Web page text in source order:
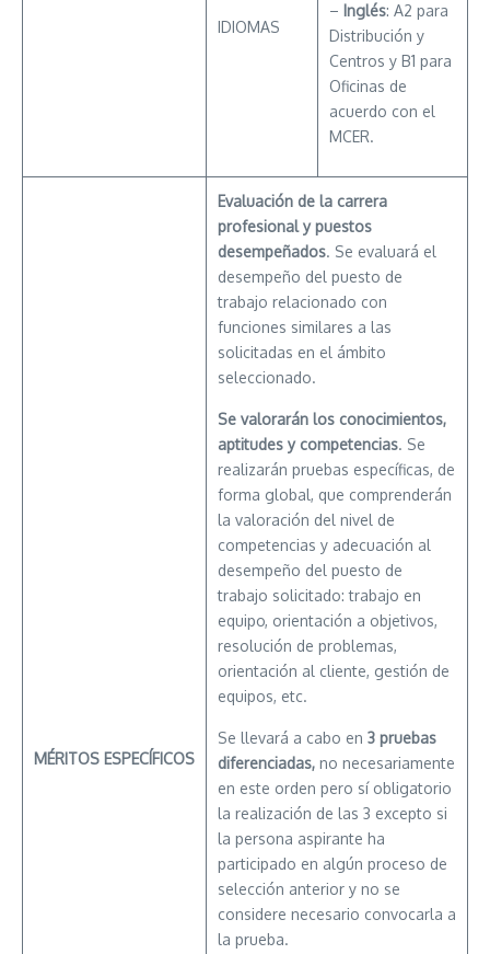
IDIOMAS
– Inglés: A2 para
Distribución y
Centros y B1 para
Oficinas de
acuerdo con el
MCER.
MÉRITOS ESPECÍFICOS
Evaluación de la carrera
profesional y puestos
desempeñados. Se evaluará el
desempeño del puesto de
trabajo relacionado con
funciones similares a las
solicitadas en el ámbito
seleccionado.
Se valorarán los conocimientos,
aptitudes y competencias. Se
realizarán pruebas específicas, de
forma global, que comprenderán
la valoración del nivel de
competencias y adecuación al
desempeño del puesto de
trabajo solicitado: trabajo en
equipo, orientación a objetivos,
resolución de problemas,
orientación al cliente, gestión de
equipos, etc.
Se llevará a cabo en 3 pruebas
diferenciadas, no necesariamente
en este orden pero sí obligatorio
la realización de las 3 excepto si
la persona aspirante ha
participado en algún proceso de
selección anterior y no se
considere necesario convocarla a
la prueba.